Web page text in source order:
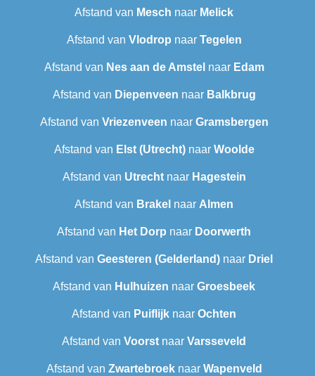
Afstand van Mesch naar Melick
Afstand van Vlodrop naar Tegelen
Afstand van Nes aan de Amstel naar Edam
Afstand van Diepenveen naar Balkbrug
Afstand van Vriezenveen naar Gramsbergen
Afstand van Elst (Utrecht)naar Woolde
Afstand van Utrechtnaar Hagestein
Afstand van Brakel naar Almen
Afstand van Het Dorp naar Doorwerth
Afstand van Geesteren (Gelderland) naar Driel
Afstand van Hulhuizen naar Groesbeek
Afstand van Puiflijk naar Ochten
Afstand van Voorst naar Varsseveld
Afstand van Zwartebroeknaar Wapenveld